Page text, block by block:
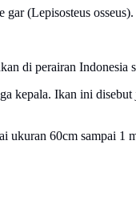
(Lepisosteus osseus).
di perairan Indonesia
Ikan ini
ukuran 60cm sampai 1